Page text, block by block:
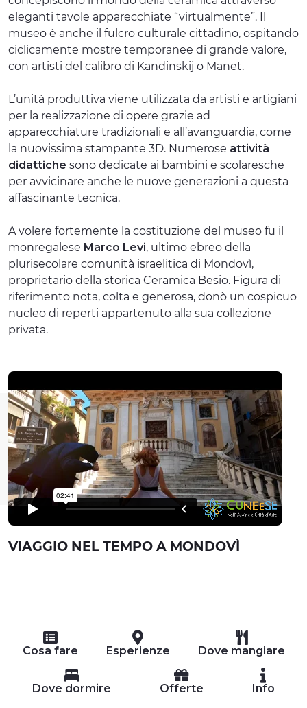
eleganti tavole apparecchiate “virtualmente”. Il
museo è anche il fulcro culturale cittadino, ospitando
ciclicamente mostre temporanee di grande valore,
con artisti del calibro di Kandinskij o Manet.
L’unità produttiva viene utilizzata da artisti e artigiani
per la realizzazione di opere grazie ad
apparecchiature tradizionali e all’avanguardia, come
la nuovissima stampante 3D. Numerose attività
didattiche sono dedicate ai bambini e scolaresche
per avvicinare anche le nuove generazioni a questa
affascinante tecnica.
A volere fortemente la costituzione del museo fu il
monregalese Marco Levi, ultimo ebreo della
plurisecolare comunità israelitica di Mondovì,
proprietario della storica Ceramica Besio. Figura di
riferimento nota, colta e generosa, donò un cospicuo
nucleo di reperti appartenuto alla sua collezione
privata.
VIAGGIO NEL TEMPO A MONDOVÌ
Cosa fare Esperienze Dove mangiare
Dove dormire Offerte Info